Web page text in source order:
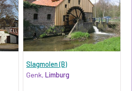
Slagmolen (B)
Genk,Limburg